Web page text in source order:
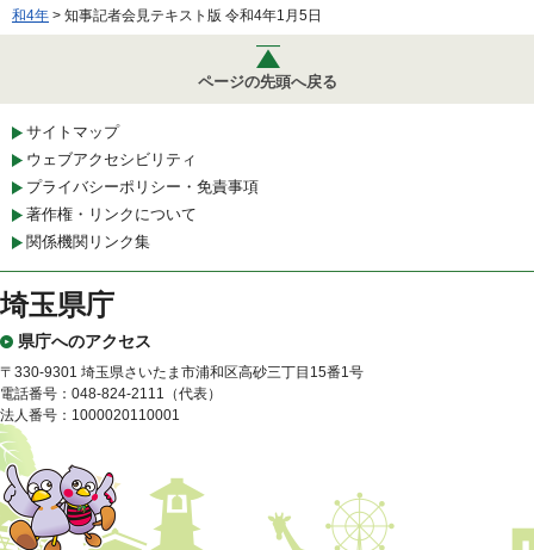
和4年 > 知事記者会見テキスト版 令和4年1月5日
ページの先頭へ戻る
サイトマップ
ウェブアクセシビリティ
プライバシーポリシー・免責事項
著作権・リンクについて
関係機関リンク集
埼玉県庁
県庁へのアクセス
〒330-9301 埼玉県さいたま市浦和区高砂三丁目15番1号
電話番号：048-824-2111（代表）
法人番号：1000020110001